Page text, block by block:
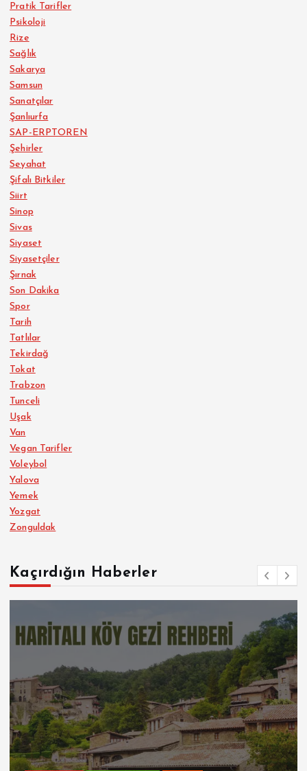
Pratik Tarifler
Psikoloji
Rize
Sağlık
Sakarya
Samsun
Sanatçılar
Şanlıurfa
SAP-ERPTOREN
Şehirler
Seyahat
Şifalı Bitkiler
Siirt
Sinop
Sivas
Siyaset
Siyasetçiler
Şırnak
Son Dakika
Spor
Tarih
Tatlılar
Tekirdağ
Tokat
Trabzon
Tunceli
Uşak
Van
Vegan Tarifler
Voleybol
Yalova
Yemek
Yozgat
Zonguldak
Kaçırdığın Haberler